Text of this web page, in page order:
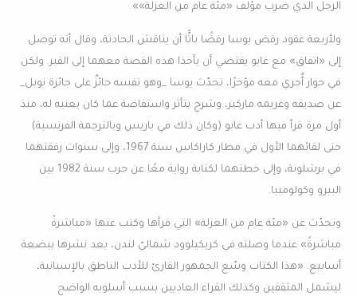
الرجل الذي ضرب مؤلف «مئة عام من العزلة»».
ولأربعة عقود رفض يوسا رفضًا باتًّا أن يناقش الحادثة، وقال أنه توصل
إلى «اتفاق» مع غابو يقتضي أن يأخذا هذه القصة معهما إلى القبر. ولكن
في حوار أُجري معه مؤخرًا، تحدّث يوسا _وهو نفسه حائزٌ على جائزة نوبل_
عن صديقه وغريمه ماركيز، وشرح بتأثر واستفاضة عما كان يعنيه له، منذ
أول مرة قرأ فيها أدب غابو (وكان ذلك في باريس وبالترجمة الفرنسية)
حتى لقائهما الأول في مطار كاراكاس سنة 1967، وإلى سنوات رفقتهما
في برشلونة، وإلى خطتهما لكتابة رواية معًا عن حرب سنة 1982 بين
البيرو وكولومبيا.
وتحدّث عن «مئة عام من العزلة» التي قرأها وكتب عنها «مباشرةً
مباشرةً» عندما وصلته في كريكيلوود شماليّ لندن، بعد نشرها ببضعة
أسابيع. «هذا الكتاب وسّع الجمهور القارئ للأدب الناطق بالإسبانية،
ليشمل المثقفين وكذلك القراء العاديين بسبب أسلوبه الواضح